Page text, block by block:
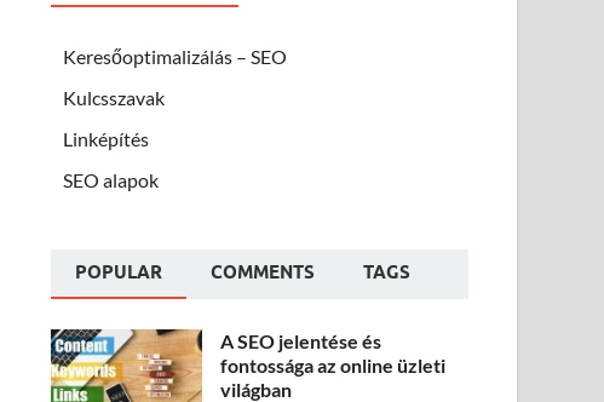
Keresőoptimalizálás – SEO
Kulcsszavak
Linképítés
SEO alapok
POPULAR COMMENTS TAGS
A SEO jelentése és
fontossága az online üzleti
világban